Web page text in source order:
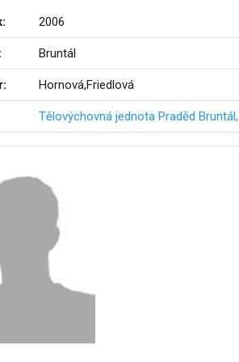
2006
Bruntál
Hornová,Friedlová
Tělovýchovná jednota Praděd